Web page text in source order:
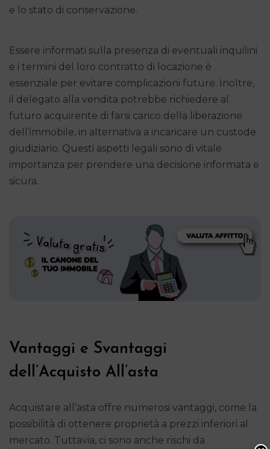
e lo stato di conservazione.
Essere informati sulla presenza di eventuali inquilini
e i termini del loro contratto di locazione è
essenziale per evitare complicazioni future. Inoltre,
il delegato alla vendita potrebbe richiedere al
futuro acquirente di farsi carico della liberazione
dell’immobile, in alternativa a incaricare un custode
giudiziario. Questi aspetti legali sono di vitale
importanza per prendere una decisione informata e
sicura.
Vantaggi e Svantaggi
dell’Acquisto All’asta
Acquistare all’asta offre numerosi vantaggi, come la
possibilità di ottenere proprietà a prezzi inferiori al
mercato. Tuttavia, ci sono anche rischi da